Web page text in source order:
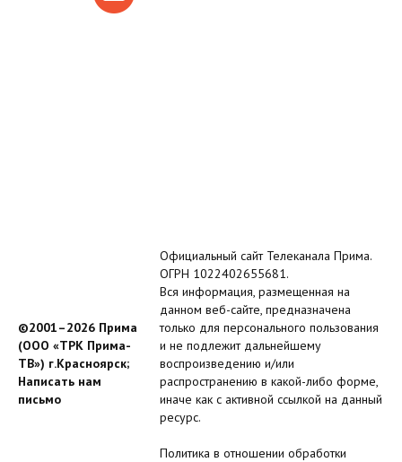
©2001–2026 Прима
(ООО «ТРК Прима-
ТВ») г.Красноярск;
Написать нам
письмо
Официальный сайт Телеканала Прима.
ОГРН 1022402655681.
Вся информация, размещенная на
данном веб-сайте, предназначена
только для персонального пользования
и не подлежит дальнейшему
воспроизведению и/или
распространению в какой-либо форме,
иначе как с активной ссылкой на данный
ресурс.
Политика в отношении обработки